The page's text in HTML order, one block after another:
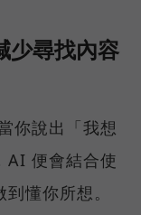
少尋找內容
你說出「我想
AI 便會結合使
懂你所想。